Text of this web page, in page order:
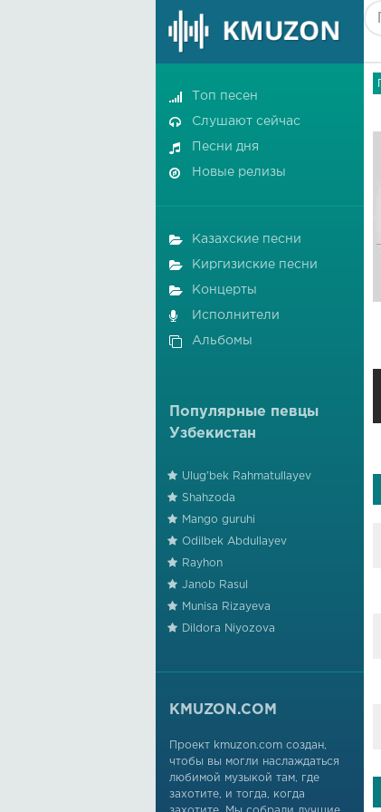
Топ песен
Слушают сейчас
Песни дня
Новые релизы
Казахские песни
Киргизиские песни
Концерты
Исполнители
Альбомы
Популярные певцы
Узбекистан
Ulug'bek Rahmatullayev
Shahzoda
Mango guruhi
Odilbek Abdullayev
Rayhon
Janob Rasul
Munisa Rizayeva
Dildora Niyozova
KMUZON.COM
Проект kmuzon.com создан,
чтобы вы могли наслаждаться
любимой музыкой там, где
захотите, и тогда, когда